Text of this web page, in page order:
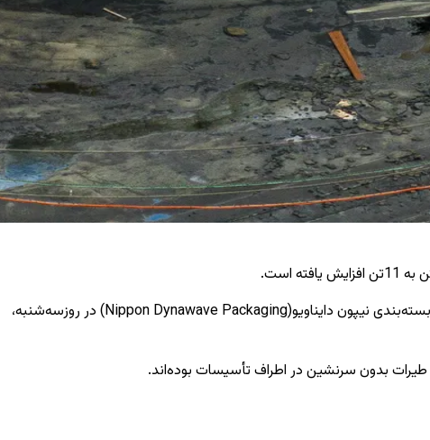
پس ازانفجارمخزن حاوی «مشروب سفید»، محلول کیمیاوی هیدروکسید سودیم وسلفاید سودیم مورد استفاده درتولید خمیرکاغذ، درکارخانه بسته‌بندی نیپون دایناویو(Nippon Dynawave Packaging) در روزسه‌شنبه،